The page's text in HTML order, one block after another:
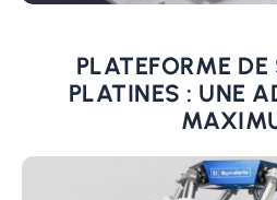
PLATEFORME
PLATINES : UNE